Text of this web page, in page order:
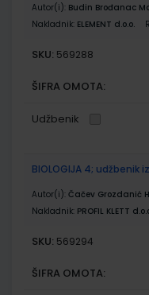
Autor(i): Budin Brođanac
Nakladnik: ELEMENT d.o.o.
SKU: 569288
ŠIFRA OMOTA:
Udžbenik
BIOLOGIJA 4;
Autor(i): Čačev Grozdanić
Nakladnik: PROFIL KLETT
SKU: 569294
ŠIFRA OMOTA: